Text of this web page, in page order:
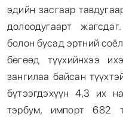
эдийн засгаар
долоодугаарт
болон бусад эртний
бөгөөд түүхийнхээ
зангилаа байсан
бүтээгдэхүүн 4,3 их
тэрбум, импорт 682